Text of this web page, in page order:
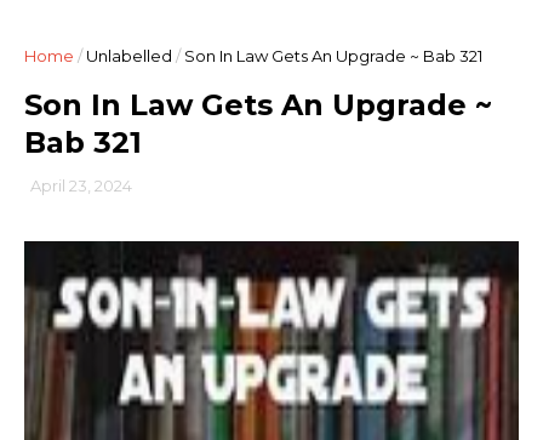
Home /Unlabelled / Son In Law Gets An Upgrade ~ Bab 321
Son In Law Gets An Upgrade ~
Bab 321
April 23, 2024